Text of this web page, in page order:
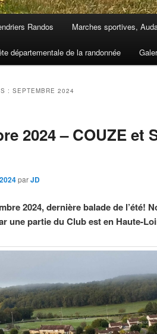
Randos Marches sportives,
départementale de la randonnée
: SEPTEMBRE 2024
2024 – COUZE et
parJD
2024, dernière balade de l’été!
une partie du Club est en Haute-